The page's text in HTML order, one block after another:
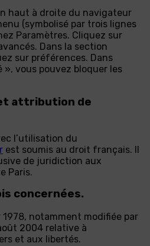
haut à droite du navigateur
(symbolisé par trois lignes
Paramètres. Cliquez sur
Dans la section
sur préférences. Dans
vous pouvez bloquer les
attribution de
l’utilisation du
est soumis au droit français. Il
de juridiction aux
Paris.
concernées.
1978, notamment modifiée par
2004 relative à
et aux libertés.